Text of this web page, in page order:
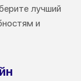
лучший
и